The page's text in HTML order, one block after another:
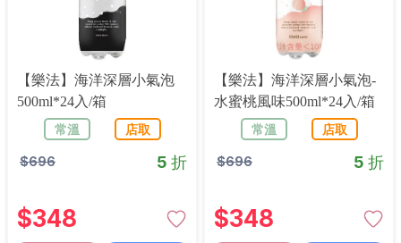
【樂法】海洋深層小氣泡
500ml*24入/箱
常溫
店取
$696 5 折
$348
【樂法】海洋深層小氣泡-
水蜜桃風味500ml*24入/箱
常溫
店取
$696 5 折
$348